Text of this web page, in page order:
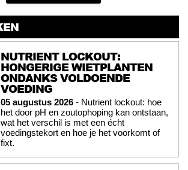
NUTRIENT LOCKOUT:
HONGERIGE WIETPLANTEN
ONDANKS VOLDOENDE
VOEDING
05 augustus 2026 - Nutrient lockout: hoe
het door pH en zoutophoping kan ontstaan,
wat het verschil is met een écht
voedingstekort en hoe je het voorkomt of
fixt.